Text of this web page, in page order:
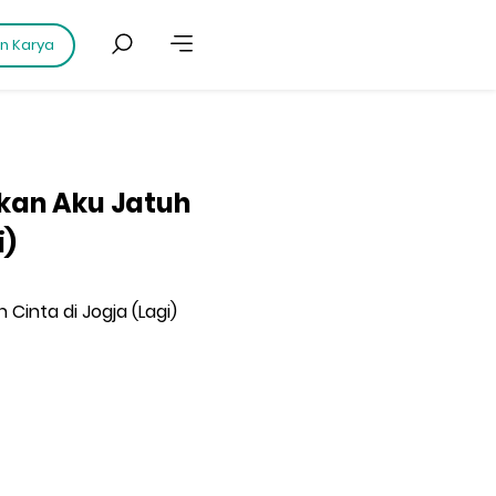
Karya
Aku Jatuh
Cinta di Jogja (Lagi)